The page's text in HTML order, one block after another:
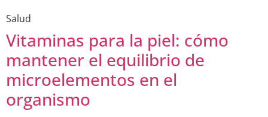
Salud
Vitaminas para la piel: cómo
mantener el equilibrio de
microelementos en el
organismo